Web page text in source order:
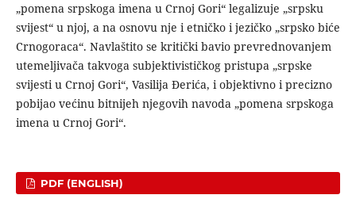
„pomena srpskoga imena u Crnoj Gori“ legalizuje „srpsku
svijest“ u njoj, a na osnovu nje i etničko i jezičko „srpsko biće
Crnogoraca“. Navlaštito se kritički bavio prevrednovanjem
utemeljivača takvoga subjektivističkog pristupa „srpske
svijesti u Crnoj Gori“, Vasilija Đerića, i objektivno i precizno
pobijao većinu bitnijeh njegovih navoda „pomena srpskoga
imena u Crnoj Gori“.
PDF (ENGLISH)